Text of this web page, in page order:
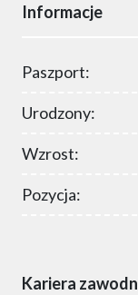
Informacje
Paszport:
Urodzony:
Wzrost:
Pozycja:
Kariera